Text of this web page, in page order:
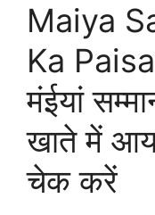
Maiya
Ka
मंईयां
खाते में
चेक करें